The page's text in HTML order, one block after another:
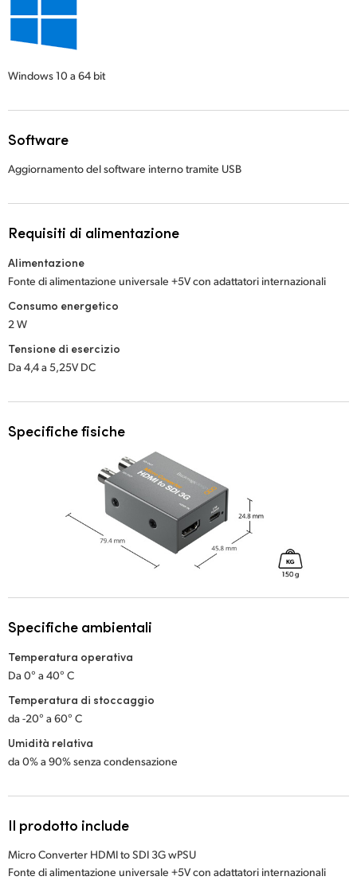
Windows 10 a 64 bit
Software
Aggiornamento del software interno tramite USB
Requisiti di alimentazione
Alimentazione
Fonte di alimentazione universale +5V con adattatori internazionali
Consumo energetico
2 W
Tensione di esercizio
Da 4,4 a 5,25V DC
Specifiche fisiche
Specifiche ambientali
Temperatura operativa
Da 0° a 40° C
Temperatura di stoccaggio
da -20° a 60° C
Umidità relativa
da 0% a 90% senza condensazione
Il prodotto include
Micro Converter HDMI to SDI 3G wPSU
Fonte di alimentazione universale +5V con adattatori internazionali